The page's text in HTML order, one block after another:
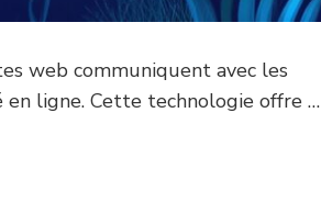
web communiquent avec les
ligne. Cette technologie offre …